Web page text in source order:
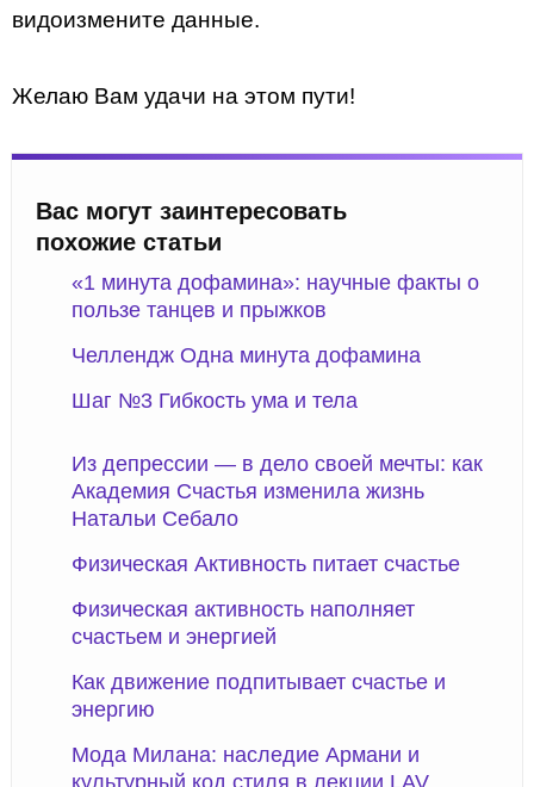
видоизмените данные.
Желаю Вам удачи на этом пути!
Вас могут заинтересовать
похожие статьи
«1 минута дофамина»: научные факты о
пользе танцев и прыжков
Челлендж Одна минута дофамина
Шаг №3 Гибкость ума и тела
Из депрессии — в дело своей мечты: как
Академия Счастья изменила жизнь
Натальи Себало
Физическая Активность питает счастье
Физическая активность наполняет
счастьем и энергией
Как движение подпитывает счастье и
энергию
Мода Милана: наследие Армани и